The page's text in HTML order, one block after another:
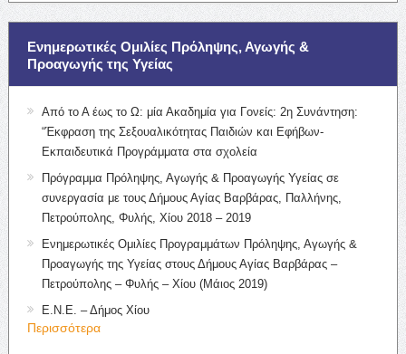
Ενημερωτικές Ομιλίες Πρόληψης, Αγωγής &
Προαγωγής της Υγείας
Από το Α έως το Ω: μία Ακαδημία για Γονείς: 2η Συνάντηση:
“Έκφραση της Σεξουαλικότητας Παιδιών και Εφήβων-
Εκπαιδευτικά Προγράμματα στα σχολεία
Πρόγραμμα Πρόληψης, Αγωγής & Προαγωγής Υγείας σε
συνεργασία με τους Δήμους Αγίας Βαρβάρας, Παλλήνης,
Πετρούπολης, Φυλής, Χίου 2018 – 2019
Ενημερωτικές Ομιλίες Προγραμμάτων Πρόληψης, Αγωγής &
Προαγωγής της Υγείας στους Δήμους Αγίας Βαρβάρας –
Πετρούπολης – Φυλής – Χίου (Μάιος 2019)
Ε.Ν.Ε. – Δήμος Χίου
Περισσότερα